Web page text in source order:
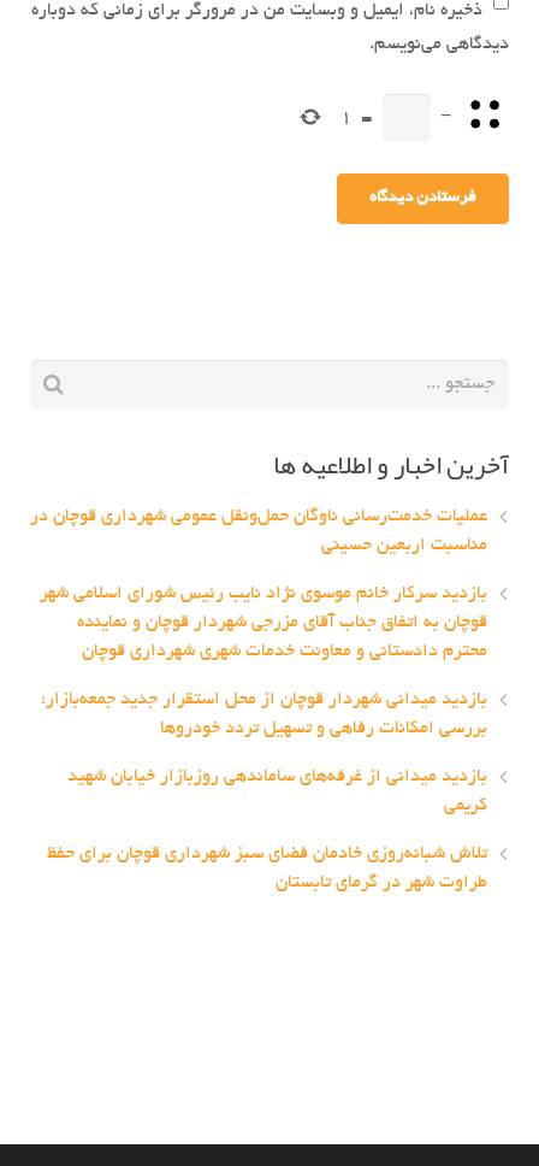
ذخیره نام، ایمیل و وبسایت من در مرورگر برای زمانی که دوباره
دیدگاهی می‌نویسم.
−
=
1
آخرین اخبار و اطلاعیه ها
عملیات خدمت‌رسانی ناوگان حمل‌ونقل عمومی شهرداری قوچان در
مناسبت اربعین حسینی
بازدید سرکار خانم موسوی نژاد نایب رئیس شورای اسلامی شهر
قوچان به اتفاق جناب آقای مزرجی شهردار قوچان و نماینده
محترم دادستانی و معاونت خدمات شهری شهرداری قوچان
بازدید میدانی شهردار قوچان از محل استقرار جدید جمعه‌بازار؛
بررسی امکانات رفاهی و تسهیل تردد خودروها
بازدید میدانی از غرفه‌های ساماندهی روزبازار خیابان شهید
کریمی
تلاش شبانه‌روزی خادمان فضای سبز شهرداری قوچان برای حفظ
طراوت شهر در گرمای تابستان